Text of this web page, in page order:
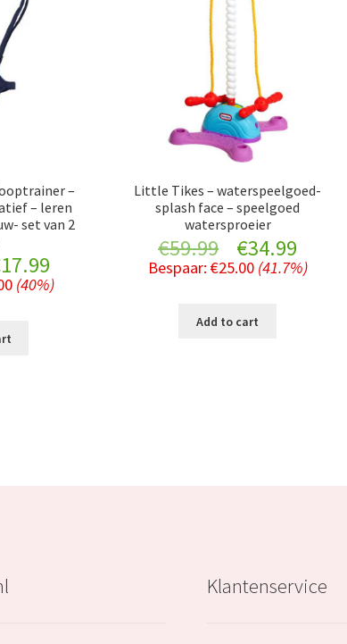
–
– leren
set van 2
17.99Current
price
(40%)
Little Tikes – waterspeelgoed-
splash face – speelgoed
watersproeier
€59.99
Original
price
was:
€34.99
price
Bespaar: €25.00 (41.7%)
Add to cart
Klantenservice